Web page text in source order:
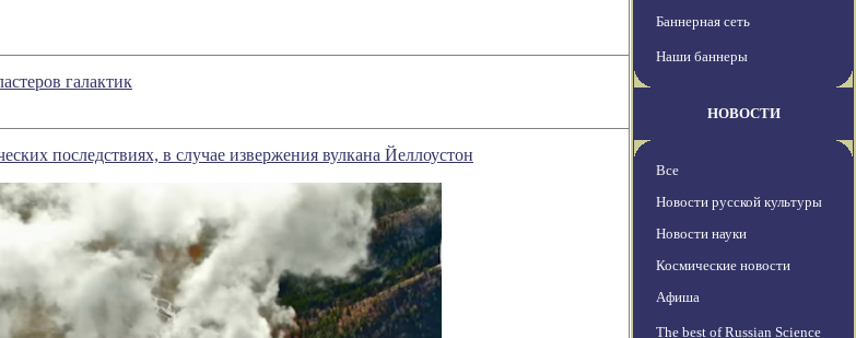
галактик
последствиях, в случае извержения вулкана Йеллоустон
Баннерная сеть
Наши баннеры
НОВОСТИ
Все
Новости русской культуры
Новости науки
Космические новости
Афиша
The best of Russian Science